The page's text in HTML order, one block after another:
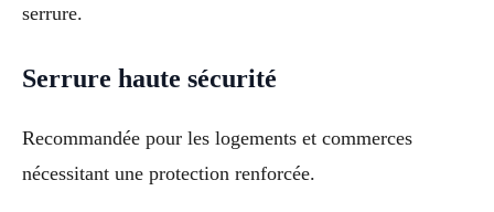
serrure.
Serrure haute sécurité
Recommandée pour les logements et commerces
nécessitant une protection renforcée.